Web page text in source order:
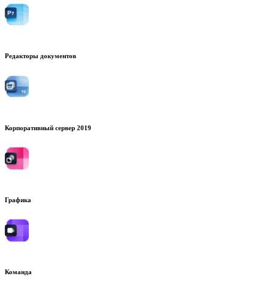
Редакторы документов
Корпоративный сервер 2019
Графика
Команда